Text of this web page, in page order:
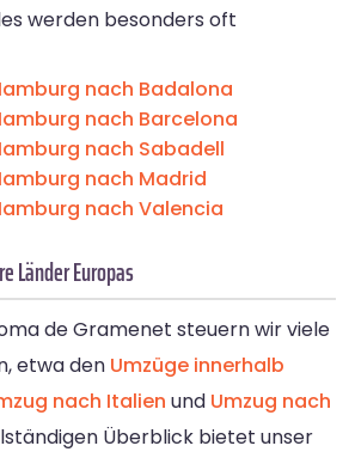
werden besonders oft
nach Badalona
nach Barcelona
nach Sabadell
nach Madrid
nach Valencia
Länder Europas
de Gramenet steuern wir viele
etwa den Umzüge innerhalb
nach Italien und Umzug nach
Überblick bietet unser